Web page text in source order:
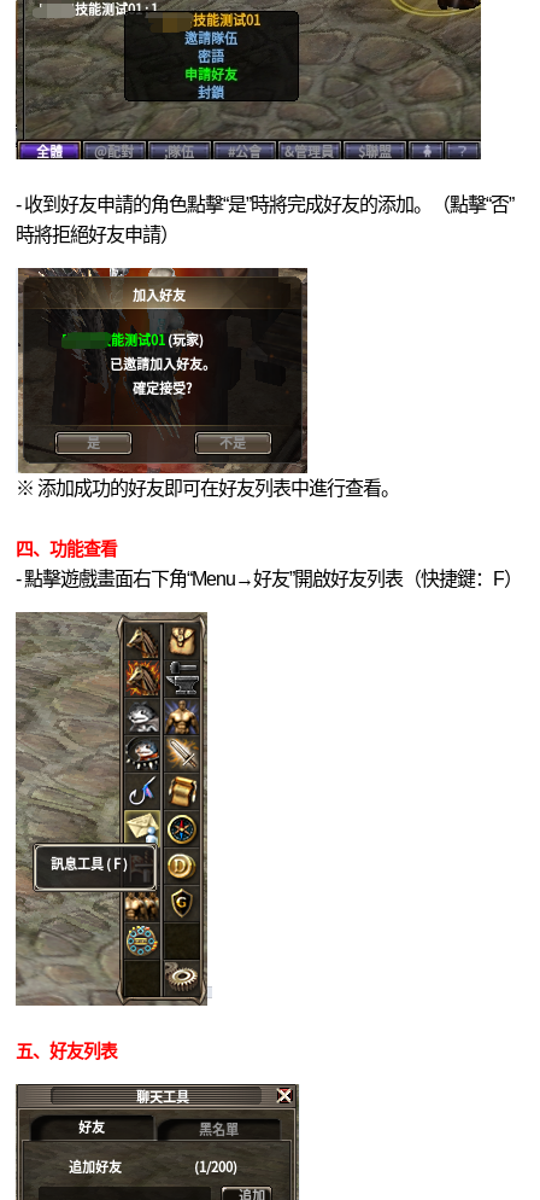
- 收到好友申請的角色點擊“是”時將完成好友的添加。（點擊“否”
時將拒絕好友申請）
※ 添加成功的好友即可在好友列表中進行查看。
四、功能查看
- 點擊遊戲畫面右下角“Menu→好友”開啟好友列表（快捷鍵：F）
五、好友列表